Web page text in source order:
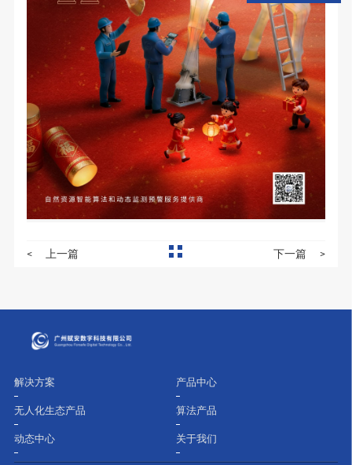
< 上一篇 下一篇 >
解决方案 产品中心
无人化生态产品 算法产品
动态中心 关于我们